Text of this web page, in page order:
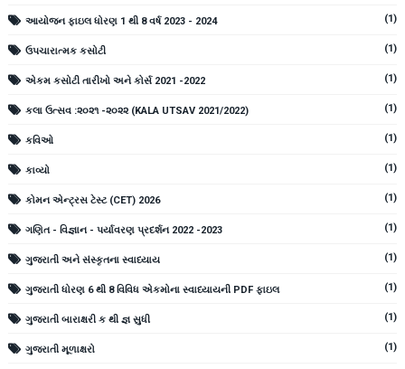
આયોજન ફાઇલ ધોરણ 1 થી 8 વર્ષ 2023 - 2024 (1)
ઉપચારાત્મક કસોટી (1)
એકમ કસોટી તારીખો અને કોર્સ 2021 -2022 (1)
કલા ઉત્સવ :૨૦૨૧ -૨૦૨૨ (KALA UTSAV 2021/2022) (1)
કવિઓ (1)
કાવ્યો (1)
કોમન એન્ટ્રસ ટેસ્ટ (CET) 2026 (1)
ગણિત - વિજ્ઞાન - પર્યાવરણ પ્રદર્શન 2022 -2023 (1)
ગુજરાતી અને સંસ્કૃતના સ્વાધ્યાય (1)
ગુજરાતી ધોરણ 6 થી 8 વિવિધ એકમોના સ્વાધ્યાયની PDF ફાઇલ (1)
ગુજરાતી બારાક્ષરી ક થી જ્ઞ સુધી (1)
ગુજરાતી મૂળાક્ષરો (1)